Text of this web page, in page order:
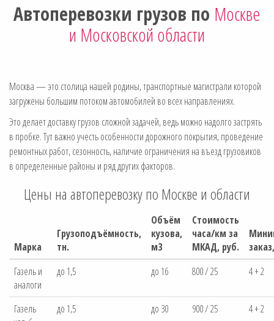
Автоперевозки грузов по Москве
и Московской области
Москва — это столица нашей родины, транспортные магистрали которой
загружены большим потоком автомобилей во всех направлениях.
Это делает доставку грузов сложной задачей, ведь можно надолго застрять
в пробке. Тут важно учесть особенности дорожного покрытия, проведение
ремонтных работ, сезонность, наличие ограничения на въезд грузовиков
в определенные районы и ряд других факторов.
Цены на автоперевозку по Москве и области
Марка
Грузоподъёмность,
тн.
Объём
кузова,
м3
Стоимость
часа/км за
МКАД, руб.
Газель и
аналоги
до 1,5 до 16 800 / 25 4 + 2
Газель
до 1,5 до 30 900 / 25 4 + 2